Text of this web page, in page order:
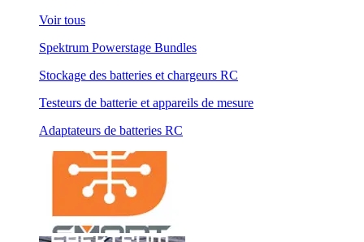
Voir tous
Spektrum Powerstage Bundles
Stockage des batteries et chargeurs RC
Testeurs de batterie et appareils de mesure
Adaptateurs de batteries RC